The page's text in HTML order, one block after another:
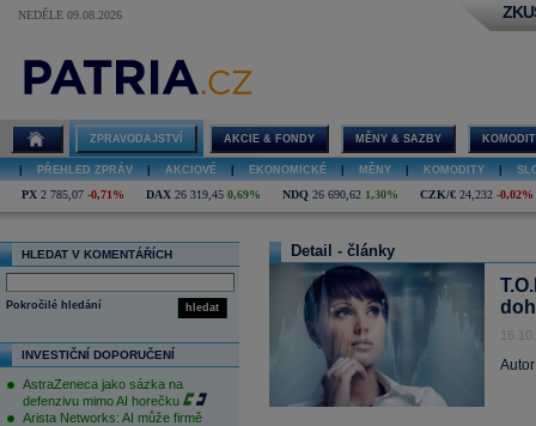
NEDĚLE 09.08.2026
ZPRAVODAJSTVÍ AKCIE & FONDY MĚNY & SAZBY
PŘEHLED ZPRÁV AKCIOVÉ EKONOMICKÉ MĚNY KOMODITY
PX 2 785,07 -0,71% DAX 26 319,45 0,69% NDQ 26 690,62 1,30% CZK/€ 24,232 -0,02%
HLEDAT V KOMENTÁŘÍCH
hledat
Pokročilé hledání
INVESTIČNÍ DOPORUČENÍ
AstraZeneca jako sázka na
defenzivu mimo AI horečku
Arista Networks: AI může firmě
Detail - články